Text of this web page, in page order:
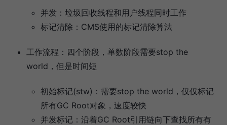
并发：垃圾回收线程和用户线程同时工作
标记清除：CMS使用的标记清除算法
工作流程：四个阶段，单数阶段需要stop the
world，但是时间短
初始标记(stw)：需要stop the world，仅仅标记
所有GC Root对象，速度较快
并发标记：沿着GC Root引用链向下查找所有有